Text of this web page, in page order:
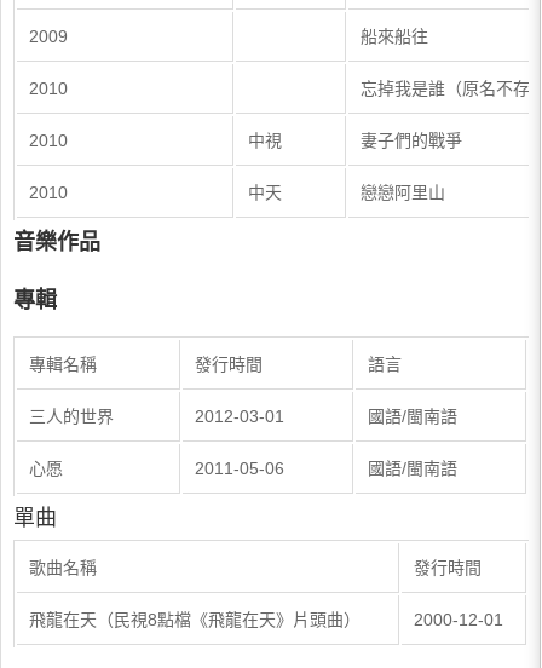
2009 船來船往
2010 忘掉我是誰（原名不存
2010 中視 妻子們的戰爭
2010 中天 戀戀阿里山
音樂作品
專輯
​專輯名稱 ​發行時間 ​語言
​三人的世界 ​2012-03-01 ​國語/閩南語
​心愿 ​2011-05-06 ​國語/閩南語
單曲
​歌曲名稱 ​發行時間
​飛龍在天（民視8點檔《飛龍在天》片頭曲） ​2000-12-01